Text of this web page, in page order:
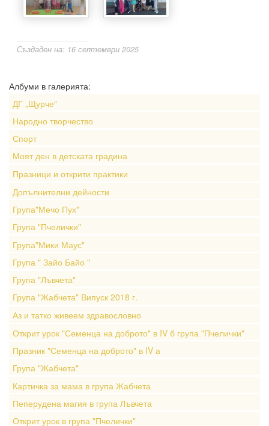
Създаден на: 16 септември 2025
Албуми в галерията:
ДГ „Щурче“
Народно творчество
Спорт
Моят ден в детската градина
Празници и открити практики
Допълнителни дейности
Група"Мечо Пух"
Група "Пчелички"
Група"Мики Маус"
Група " Зайо Байо "
Група "Лъвчета"
Група "Жабчета" Випуск 2018 г.
Аз и татко живеем здравословно
Открит урок "Семенца на доброто" в IV б група "Пчелички"
Празник "Семенца на доброто" в IV а
Група "Жабчета"
Картичка за мама в група Жабчета
Пеперудена магия в група Лъвчета
Открит урок в група "Пчелички"